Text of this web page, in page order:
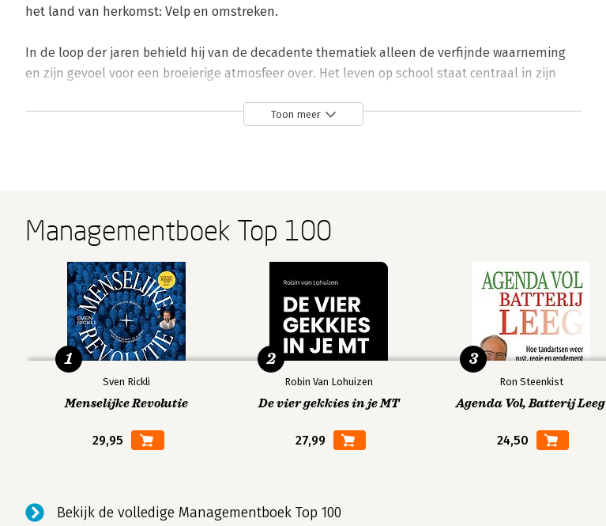
het land van herkomst: Velp en omstreken.
In de loop der jaren behield hij van de decadente thematiek alleen de verfijnde waarneming
en zijn gevoel voor een broeierige atmosfeer over. Het leven op school staat centraal in zijn
aan de ontwikkeling van de schrijver van gekwelde dandy tot een scherp waarnemer (in
In 2002 maakte hij de overstap naar De Bezige Bij, waar zijn historische roman over Margaretha
van Parma verscheen, ‘Margaretha’, gevolgd door ‘Eerlijke mannen op de fiets’ (2002) en de
grote roman geïnspireerd op zijn jeugdjaren in Velp: ‘Knielen op een bed violen’ (2005). Met dat
laatste boek bereikte Siebelink een ongekend groot publiek van een half miljoen lezers, en
geheel terecht kreeg hij de AKO Literatuurprijs en nominaties voor de Libris Literatuurprijs en
de NS Publieksprijs.
Heruitgaven van zijn oudere werk verschen, waaronder de twee romans die nauw
samenhangen met ‘Knielen op een bed violen’: ‘De overkant van de rivier’ en ‘Engelen van het
duister’. Tezamen vormen deze boeken een trilogie waarin Siebelink een kaleidoscopisch beeld
liggen, in het bijzonder de vader van de schrijver, voor wie Siebelink zo’n grote liefde had dat
als een van de schitterendste schoolromans uit het Nederlands taalgebied." Zijn meest
Toon meer
Managementboek Top 100
Sven Rickli
Menselijke Revolutie
29,95
1
Robin Van Lohuizen
De vier gekkies in je MT
27,99
2
Ron Steenkist
Agenda Vol, Batterij Leeg
24,50
3
Bekijk de volledige Managementboek Top 100